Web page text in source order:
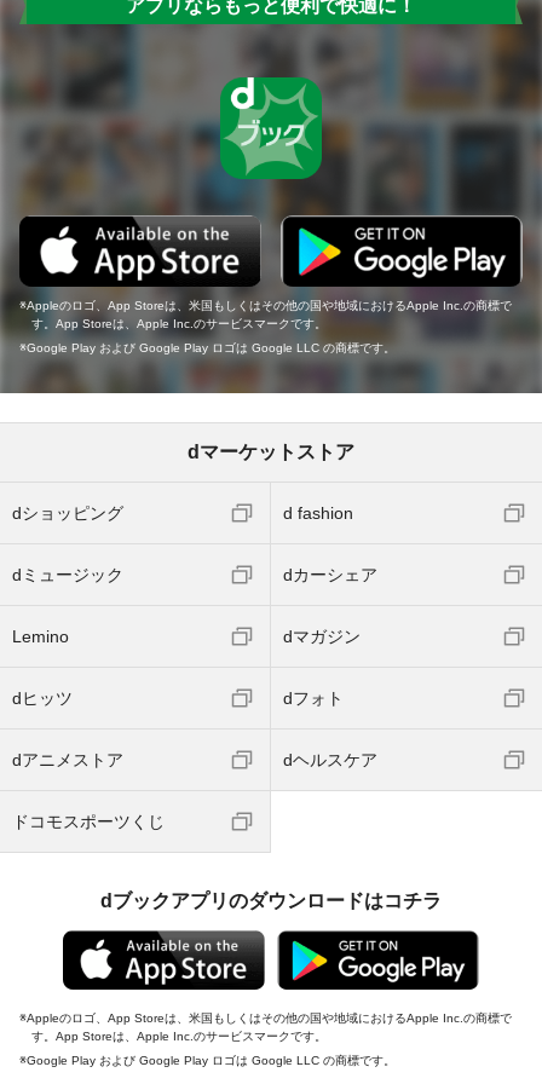
アプリならもっと便利で快適に！
Appleのロゴ、App Storeは、米国もしくはその他の国や地域におけるApple Inc.の商標で
す。App Storeは、Apple Inc.のサービスマークです。
Google Play および Google Play ロゴは Google LLC の商標です。
dマーケットストア
dショッピング d fashion
dミュージック dカーシェア
Lemino dマガジン
dヒッツ dフォト
dアニメストア dヘルスケア
ドコモスポーツくじ
dブックアプリのダウンロードはコチラ
Appleのロゴ、App Storeは、米国もしくはその他の国や地域におけるApple Inc.の商標で
す。App Storeは、Apple Inc.のサービスマークです。
Google Play および Google Play ロゴは Google LLC の商標です。